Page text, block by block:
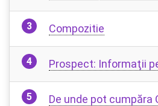
Compozitie
Prospect: Informaţii
De unde pot